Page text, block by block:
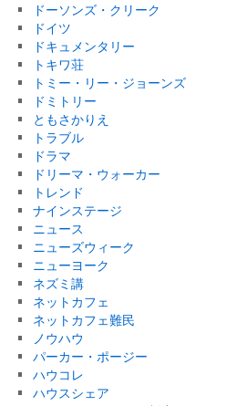
ドーソンズ・クリーク
ドイツ
ドキュメンタリー
トキワ荘
トミー・リー・ジョーンズ
ドミトリー
ともさかりえ
トラブル
ドラマ
ドリーマ・ウォーカー
トレンド
ナインステージ
ニュース
ニューズウィーク
ニューヨーク
ネズミ講
ネットカフェ
ネットカフェ難民
ノウハウ
パーカー・ポージー
ハウコレ
ハウスシェア